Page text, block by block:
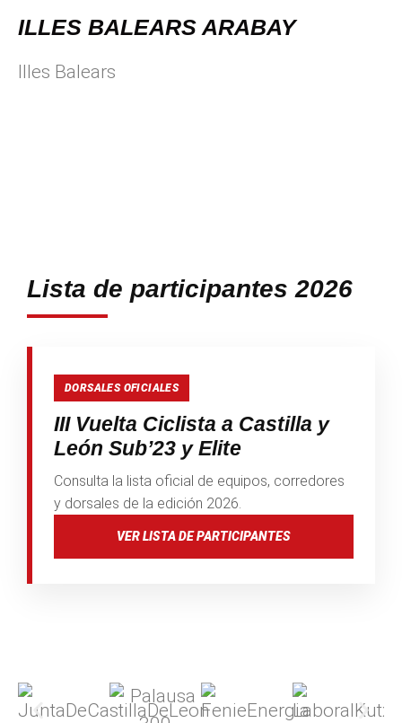
ILLES BALEARS ARABAY
Illes Balears
Lista de participantes 2026
DORSALES OFICIALES
III Vuelta Ciclista a Castilla y
León Sub’23 y Elite
Consulta la lista oficial de equipos, corredores
y dorsales de la edición 2026.
VER LISTA DE PARTICIPANTES